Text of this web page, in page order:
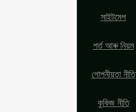
সাইটমেপ
শৰ্ত আৰু নিয়ম
গোপনীয়তা নীতি
কুকিজ নীতি